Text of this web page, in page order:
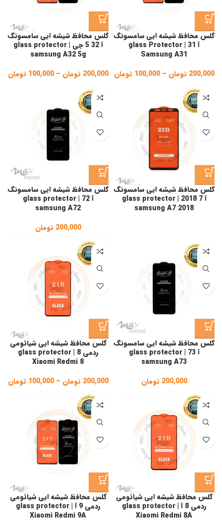
گلس محافظ شیشه ایی سامسونگ
آ 31 | glass Protector
Samsung A31
200,000 تومان –
100,000 تومان Price
100,000 تومان
through
200,000 تومان
گلس محافظ شیشه ایی سامسونگ
آ 32 5 جی | glass protector
samsung A32 5g
200,000 تومان –
100,000 تومان
گلس محافظ شیشه ایی سامسونگ
آ 7 2018 | glass protector
samsung A7 2018
گلس محافظ شیشه ایی سامسونگ
آ 72 | glass protector
samsung A72
200,000 تومان
گلس محافظ شیشه ایی سامسونگ
آ 73 | glass protector
samsung A73
200,000 تومان
گلس محافظ شیشه ایی شیائومی
ردمی 8 | glass protector
Xiaomi Redmi 8
200,000 تومان –
100,000 تومان
گلس محافظ شیشه ایی شیائومی
ردمی 8 آ | glass protector
Xiaomi Redmi 8A
گلس محافظ شیشه ایی شیائومی
ردمی 9 آ | glass protector
Xiaomi Redmi 9A